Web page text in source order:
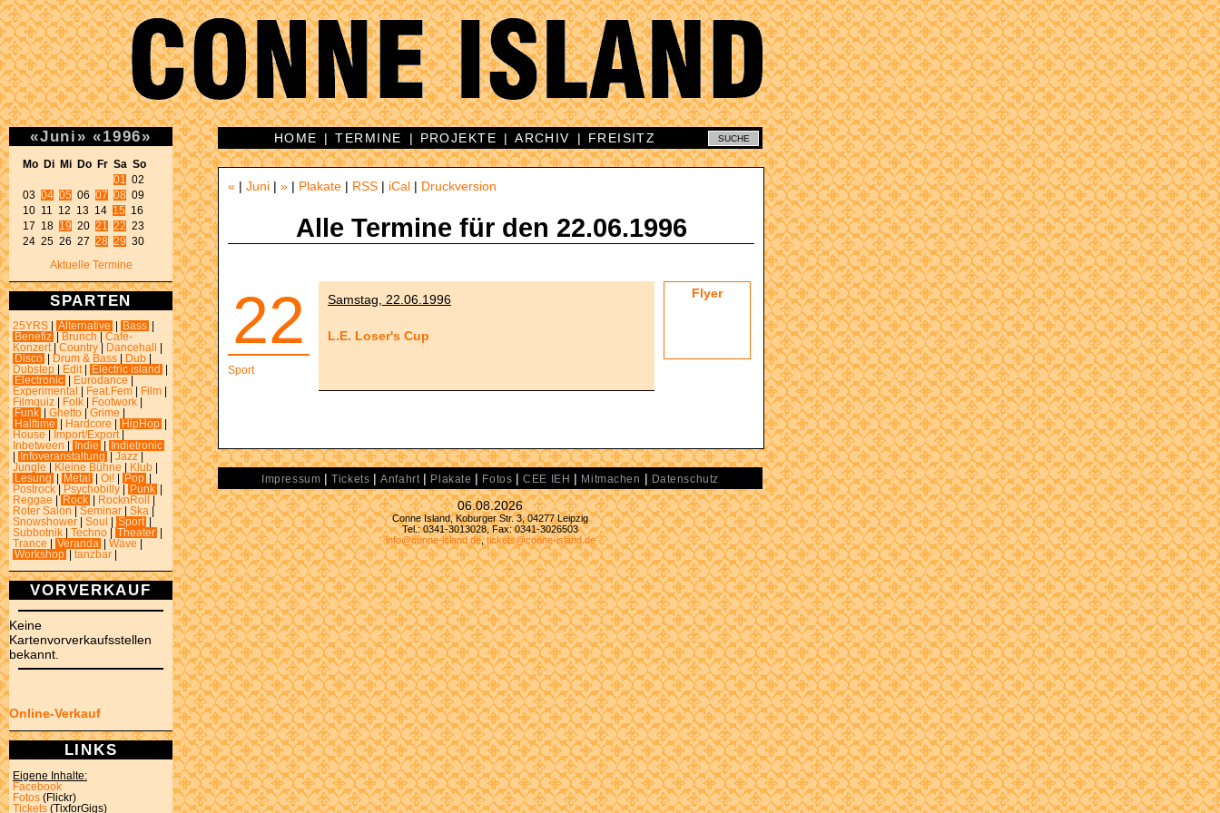
«Juni » «1996»
Mo Di Mi Do Fr Sa So
01
02
03 04 05 06 07 08 09
10 11 12 13 14 15 16
17 18 19 20 21 22 23
24 25 26 27 28 29 30
Aktuelle Termine
SPARTEN
25YRS Alternative Bass
Benefiz
Brunch
Café-
Konzert
Country Dancehall
Disco
Drum & Bass Dub
Dubstep
Edit Electric island
Electronic
Eurodance
Experimental
Feat.Fem Film
Filmquiz
Folk Footwork
Funk
Ghetto Grime
Halftime
Hardcore HipHop
House
Import/Export
Inbetween
Indie
Indietronic
Infoveranstaltung Jazz
Jungle
Kleine Bühne Klub
Lesung
Metal Oi! Pop
Postrock
Psychobilly Punk
Reggae
Rock RocknRoll
Roter Salon
Seminar Ska
Snowshower
Soul Sport
Subbotnik
Techno Theater
Trance
Veranda Wave
Workshop
tanzbar
VORVERKAUF
Keine
Kartenvorverkaufsstellen
bekannt.
Online-Verkauf
LINKS
Eigene Inhalte:
Facebook
Fotos (Flickr)
Tickets (TixforGigs)
HOME |TERMINE | PROJEKTE |ARCHIV | FREISITZ
« | Juni | » | Plakate | RSS | iCal | Druckversion
Alle Termine für den 22.06.1996
22
Sport
Flyer
Samstag, 22.06.1996
L.E. Loser's Cup
Impressum |Tickets |Anfahrt | Plakate | Fotos |CEE IEH | Mitmachen | Datenschutz
06.08.2026
Conne Island, Koburger Str. 3, 04277 Leipzig
Tel.: 0341-3013028, Fax: 0341-3026503
info@conne-island.de,tickets@conne-island.de